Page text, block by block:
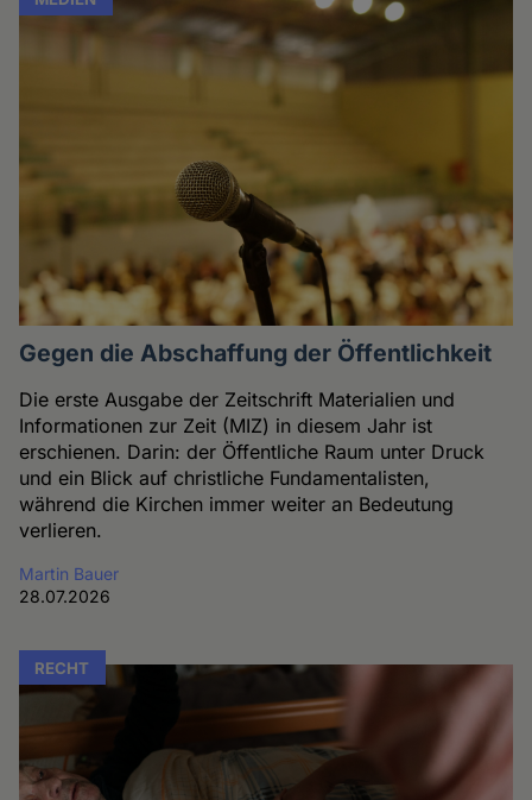
Gegen die Abschaffung der Öffentlichkeit
Die erste Ausgabe der Zeitschrift Materialien und
Informationen zur Zeit (MIZ) in diesem Jahr ist
erschienen. Darin: der Öffentliche Raum unter Druck
und ein Blick auf christliche Fundamentalisten,
während die Kirchen immer weiter an Bedeutung
verlieren.
Martin Bauer
28.07.2026
RECHT